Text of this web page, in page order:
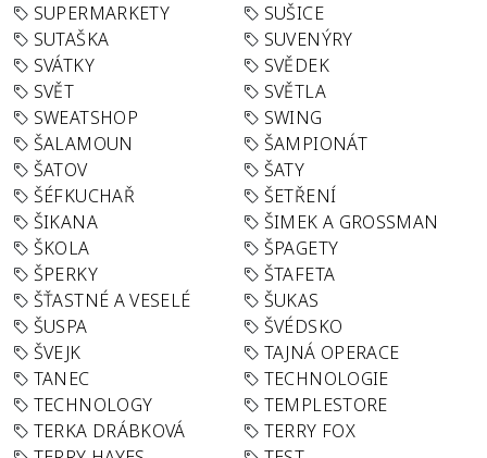
SUPERMARKETY
SUŠICE
SUTAŠKA
SUVENÝRY
SVÁTKY
SVĚDEK
SVĚT
SVĚTLA
SWEATSHOP
SWING
ŠALAMOUN
ŠAMPIONÁT
ŠATOV
ŠATY
ŠÉFKUCHAŘ
ŠETŘENÍ
ŠIKANA
ŠIMEK A GROSSMAN
ŠKOLA
ŠPAGETY
ŠPERKY
ŠTAFETA
ŠŤASTNÉ A VESELÉ
ŠUKAS
ŠUSPA
ŠVÉDSKO
ŠVEJK
TAJNÁ OPERACE
TANEC
TECHNOLOGIE
TECHNOLOGY
TEMPLESTORE
TERKA DRÁBKOVÁ
TERRY FOX